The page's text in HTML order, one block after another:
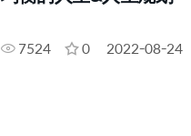
7524 0 2022-08-24